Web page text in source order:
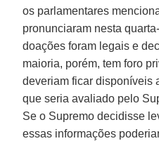
os parlamentares
pronunciaram nesta
doações foram legais e
maioria, porém, tem foro
deveriam ficar disponíveis
que seria avaliado pelo
Se o Supremo decidisse
essas informações